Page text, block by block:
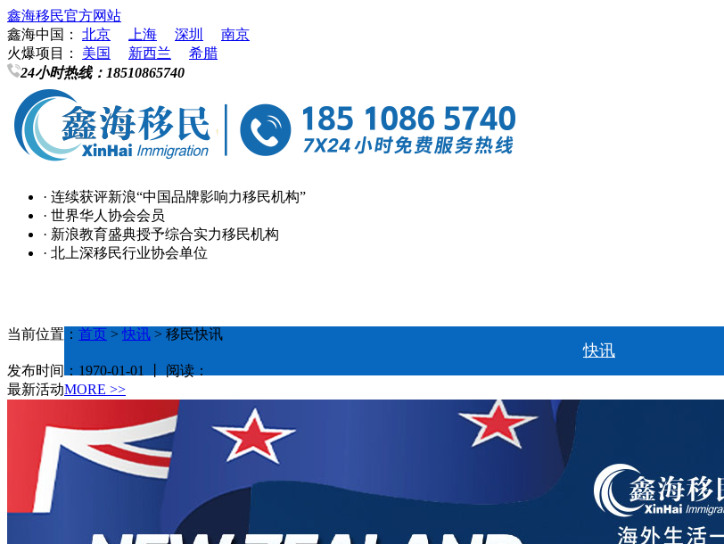
鑫海移民官方网站
鑫海中国：
北京 上海 深圳
南京
火爆项目：
美国 新西兰
希腊
24小时热线： 18510865740
· 连续获评新浪“中国品牌影响力移民机构”
· 世界华人协会会员
· 新浪教育盛典授予综合实力移民机构
· 北上深移民行业协会单位
快讯
项目
新西兰
美国
当前位置： 首页 >快讯 > 移民快讯
发布时间：1970-01-01 丨 阅读：
最新活动MORE >>